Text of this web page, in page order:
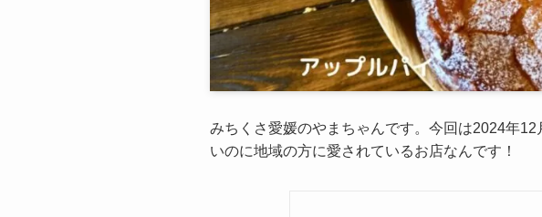
みちくさ愛媛のやまちゃんです。今回は2024年
いのに地域の方に愛されているお店なんです！